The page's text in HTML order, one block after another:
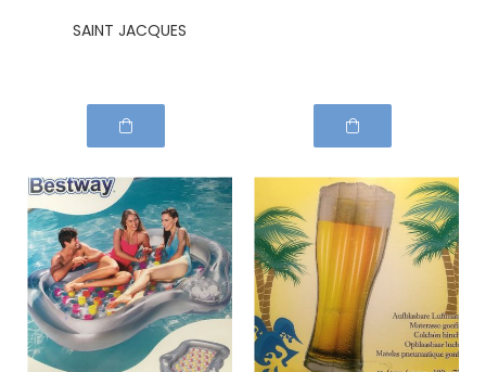
SAINT JACQUES